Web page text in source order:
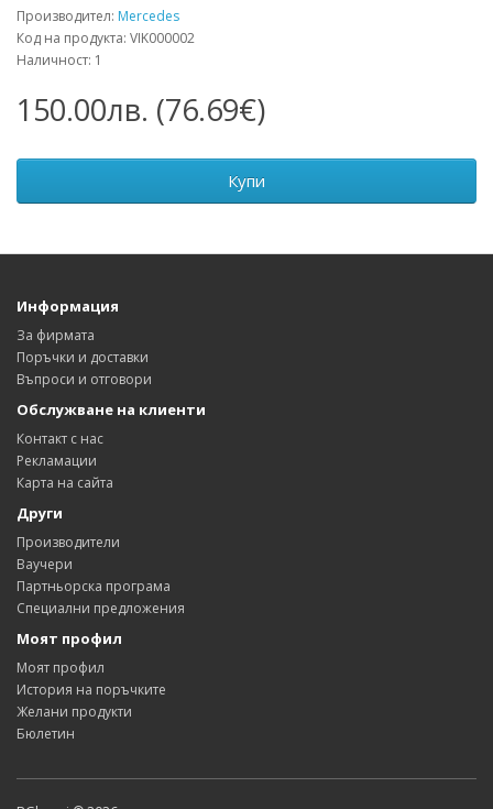
Производител: Mercedes
Код на продукта: VIK000002
Наличност: 1
150.00лв. (76.69€)
Купи
Информация
За фирмата
Поръчки и доставки
Въпроси и отговори
Обслужване на клиенти
Контакт с нас
Рекламации
Карта на сайта
Други
Производители
Ваучери
Партньорска програма
Специални предложения
Моят профил
Моят профил
История на поръчките
Желани продукти
Бюлетин